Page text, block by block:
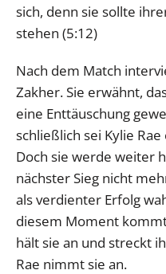
sich, denn sie sollte
stehen (5:12)
Nach dem Match
Zakher. Sie erwähnt,
eine Enttäuschung
schließlich sei Kylie
Doch sie werde weiter
nächster Sieg nicht
als verdienter Erfolg
diesem Moment
hält sie an und streckt
Rae nimmt sie an.